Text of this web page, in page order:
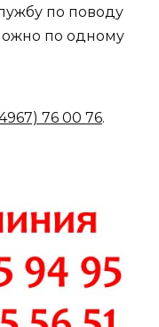
по поводу
по одному
76 00 76.